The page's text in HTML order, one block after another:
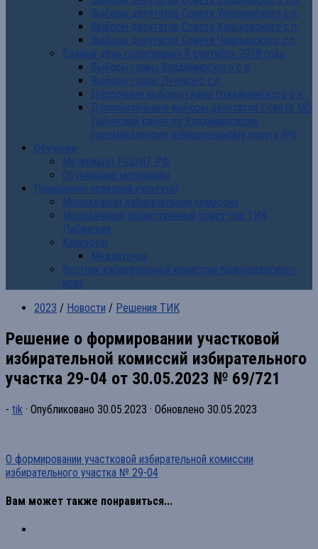
Выборы депутатов Совета Упорненского с.п.
Выборы депутатов Совета Харьковского с.п.
Выборы депутатов Совета Чамлыкского с.п.
Единый день голосования 9 сентября 2018 года
Выборы главы Владимирского с.п.
Выборы главы Лучевого с.п.
Досрочные выборы главы Отважненского с.п.
Дополнительные выборы депутатов Совета МО
Лабинский район по Владимирскому
трехмандатному избирательному округу №6
Обучение
Материалы РЦОИТ РФ
Обучающие материалы
Повышение правовой культуры
Молодежная избирательная комиссия
Молодежный общественный совет при ТИК
Лабинская
Конкурсы
Медиаточка
Вестник избирательной комиссии Краснодарского
края
2023 / Новости / Решения ТИК
Решение о формировании участковой
избирательной комиссий избирательного
участка 29-04 от 30.05.2023 № 69/721
- tik · Опубликовано 30.05.2023 · Обновлено 30.05.2023
О формировании участковой избирательной комиссии
избирательного участка № 29-04
Вам может также понравиться...